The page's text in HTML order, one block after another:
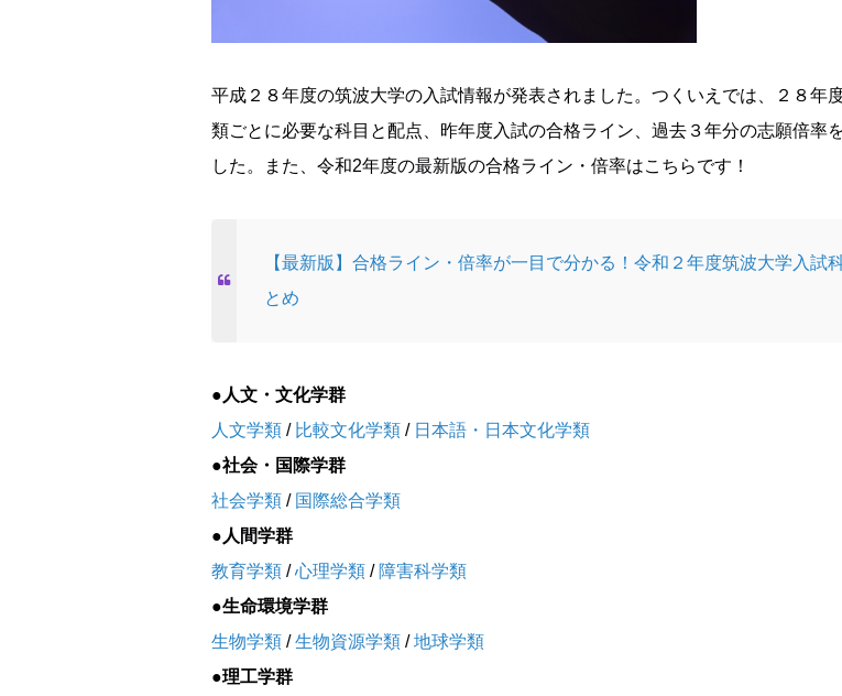
平成２８年度の筑波大学の入試情報が発表されました。つくいえでは、２８年
類ごとに必要な科目と配点、昨年度入試の合格ライン、過去３年分の志願倍率
した。また、令和2年度の最新版の合格ライン・倍率はこちらです！
【最新版】合格ライン・倍率が一目で分かる！令和２年度筑波大学入試
とめ
●人文・文化学群
人文学類 / 比較文化学類 / 日本語・日本文化学類
●社会・国際学群
社会学類 / 国際総合学類
●人間学群
教育学類 /心理学類 / 障害科学類
●生命環境学群
生物学類 /生物資源学類 /地球学類
●理工学群